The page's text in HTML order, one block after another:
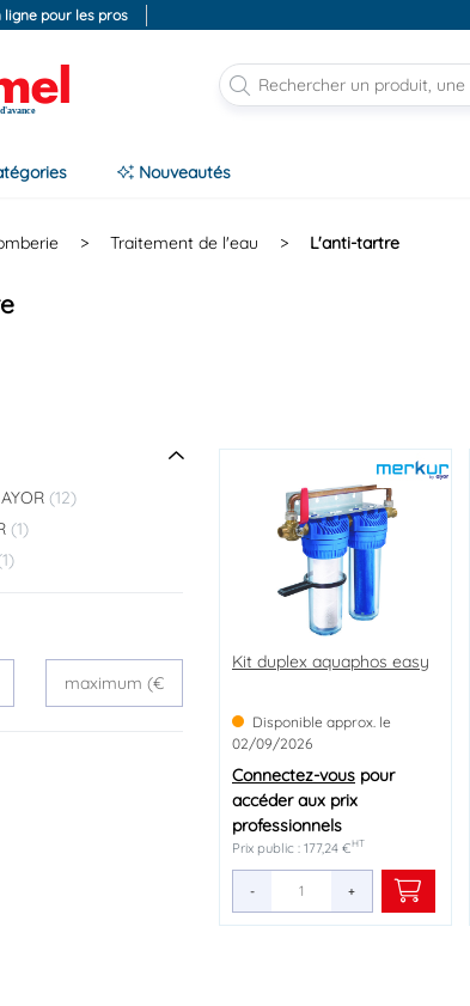
pour les pros
Nouveautés
> Traitement de l'eau > L'anti-tartre
(12)
(1)
Kit duplex aquaphos easy
Disponible approx. le
02/09/2026
Connectez-vous pour
accéder aux prix
professionnels
Prix public : 177,24 €HT
- +